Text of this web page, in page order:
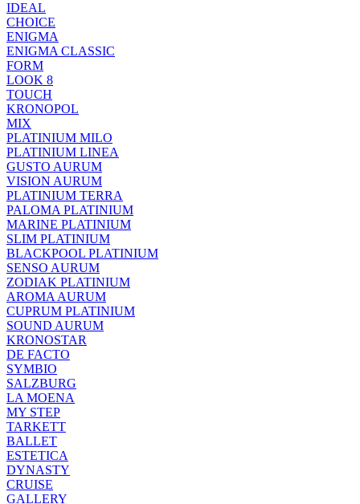
IDEAL
CHOICE
ENIGMA
ENIGMA CLASSIC
FORM
LOOK 8
TOUCH
KRONOPOL
MIX
PLATINIUM MILO
PLATINIUM LINEA
GUSTO AURUM
VISION AURUM
PLATINIUM TERRA
PALOMA PLATINIUM
MARINE PLATINIUM
SLIM PLATINIUM
BLACKPOOL PLATINIUM
SENSO AURUM
ZODIAK PLATINIUM
AROMA AURUM
CUPRUM PLATINIUM
SOUND AURUM
KRONOSTAR
DE FACTO
SYMBIO
SALZBURG
LA MOENA
MY STEP
TARKETT
BALLET
ESTETICA
DYNASTY
CRUISE
GALLERY